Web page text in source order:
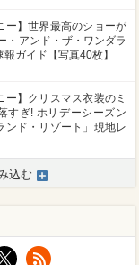
ー】世界最高のショーが
・アンド・ザ・ワンダラ
ガイド【写真40枚】
ー】クリスマス衣装のミ
すぎ! ホリデーシーズン
ンド・リゾート」現地レ
込む